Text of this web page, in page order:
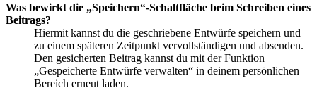
Was bewirkt die „Speichern“-Schaltfläche beim Schreiben eines
Beitrags?
Hiermit kannst du die geschriebene Entwürfe speichern und
zu einem späteren Zeitpunkt vervollständigen und absenden.
Den gesicherten Beitrag kannst du mit der Funktion
„Gespeicherte Entwürfe verwalten“ in deinem persönlichen
Bereich erneut laden.